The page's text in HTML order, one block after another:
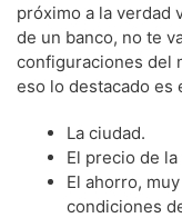
próximo a la verdad
de un banco, no te
configuraciones del
eso lo destacado es
La ciudad.
El precio de
El ahorro,
condiciones